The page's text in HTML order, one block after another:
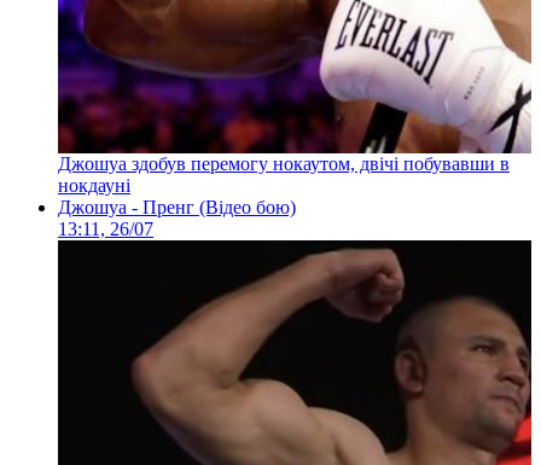
Джошуа здобув перемогу нокаутом, двічі побувавши в
нокдауні
Джошуа - Пренг (Відео бою)
13:11, 26/07